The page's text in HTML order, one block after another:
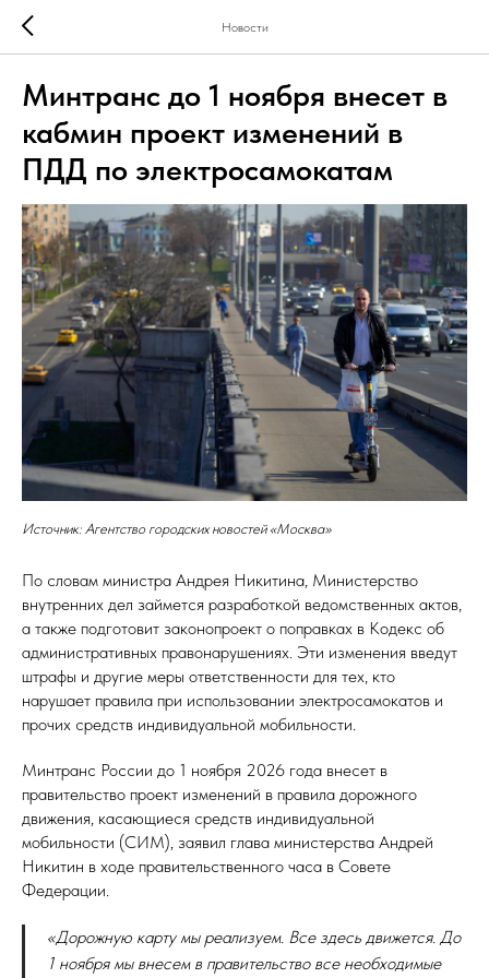
Новости
Минтранс до 1 ноября внесет в
кабмин проект изменений в
ПДД по электросамокатам
Источник: Агентство городских новостей «Москва»
По словам министра Андрея Никитина, Министерство
внутренних дел займется разработкой ведомственных актов,
а также подготовит законопроект о поправках в Кодекс об
административных правонарушениях. Эти изменения введут
штрафы и другие меры ответственности для тех, кто
нарушает правила при использовании электросамокатов и
прочих средств индивидуальной мобильности.
Минтранс России до 1 ноября 2026 года внесет в
правительство проект изменений в правила дорожного
движения, касающиеся средств индивидуальной
мобильности (СИМ), заявил глава министерства Андрей
Никитин в ходе правительственного часа в Совете
Федерации.
«Дорожную карту мы реализуем. Все здесь движется. До
1 ноября мы внесем в правительство все необходимые